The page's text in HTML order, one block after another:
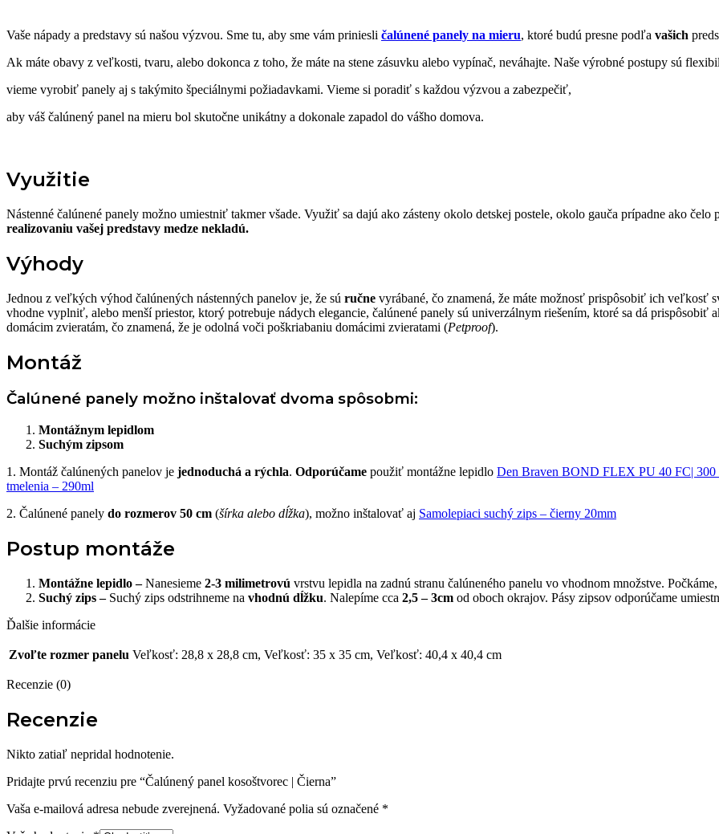
Vaše nápady a predstavy sú našou výzvou. Sme tu, aby sme vám priniesli čalúnené panely na mieru, ktoré budú presne podľa vašich
Ak máte obavy z veľkosti, tvaru, alebo dokonca z toho, že máte na stene zásuvku alebo vypínač, neváhajte. Naše výrobné postupy sú
vieme vyrobiť panely aj s takýmito špeciálnymi požiadavkami. Vieme si poradiť s každou výzvou a zabezpečiť,
aby váš čalúnený panel na mieru bol skutočne unikátny a dokonale zapadol do vášho domova.
Využitie
Nástenné čalúnené panely možno umiestniť takmer všade. Využiť sa dajú ako zásteny okolo detskej postele, okolo gauča prípadne ako čelo
realizovaniu vašej predstavy medze nekladú.
Výhody
Jednou z veľkých výhod čalúnených nástenných panelov je, že sú ručne vyrábané, čo znamená, že máte možnosť prispôsobiť ich veľkosť
vhodne vyplniť, alebo menší priestor, ktorý potrebuje nádych elegancie, čalúnené panely sú univerzálnym riešením, ktoré sa dá
domácim zvieratám, čo znamená, že je odolná voči poškriabaniu domácimi zvieratami (Petproof).
Montáž
Čalúnené panely možno inštalovať dvoma spôsobmi:
Montážnym lepidlom
Suchým zipsom
1. Montáž čalúnených panelov je jednoduchá a rýchla. Odporúčame použiť montážne lepidlo Den Braven BOND FLEX PU 40 FC| 300
tmelenia – 290ml
2. Čalúnené panely do rozmerov 50 cm (šírka alebo dĺžka), možno inštalovať aj Samolepiaci suchý zips – čierny 20mm
Postup montáže
Montážne lepidlo –Nanesieme 2-3 milimetrovú vrstvu lepidla na zadnú stranu čalúneného panelu vo vhodnom množstve.
Suchý zips – Suchý zips odstrihneme na vhodnú dĺžku. Nalepíme cca 2,5 – 3cm od oboch okrajov. Pásy zipsov odporúčame
Ďalšie informácie
Zvoľte rozmer panelu Veľkosť: 28,8 x 28,8 cm, Veľkosť: 35 x 35 cm, Veľkosť: 40,4 x 40,4 cm
Recenzie (0)
Recenzie
Nikto zatiaľ nepridal hodnotenie.
Pridajte prvú recenziu pre “Čalúnený panel kosoštvorec | Čierna”
Vaša e-mailová adresa nebude zverejnená. Vyžadované polia sú označené *